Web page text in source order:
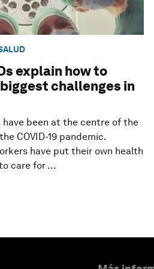
explain how to
challenges in
have been at the centre of the
COVID-19 pandemic.
have put their own health
care for ...